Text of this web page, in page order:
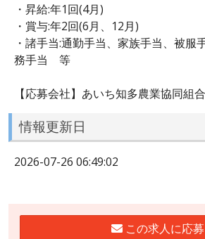
・昇給:年1回(4月)
・賞与:年2回(6月、12月)
・諸手当:通勤手当、家族手当、被服
務手当 等
【応募会社】あいち知多農業協同組合
情報更新日
2026-07-26 06:49:02
この求人に応募